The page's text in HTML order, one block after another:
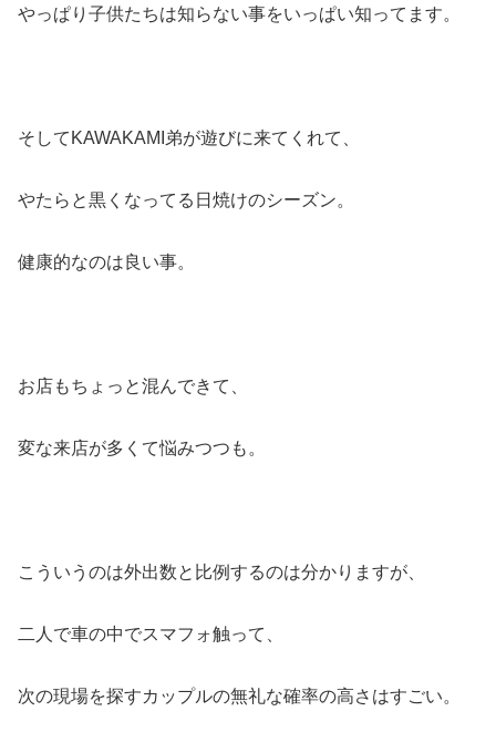
やっぱり子供たちは知らない事をいっぱい知ってます。
そしてKAWAKAMI弟が遊びに来てくれて、
やたらと黒くなってる日焼けのシーズン。
健康的なのは良い事。
お店もちょっと混んできて、
変な来店が多くて悩みつつも。
こういうのは外出数と比例するのは分かりますが、
二人で車の中でスマフォ触って、
次の現場を探すカップルの無礼な確率の高さはすごい。